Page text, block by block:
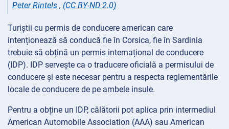
Peter Rintels , (CC BY-ND 2.0)
Turiștii cu permis de conducere american care
intenționează să conducă fie în Corsica, fie în Sardinia
trebuie să obțină un permis internațional de conducere
(IDP). IDP servește ca o traducere oficială a permisului de
conducere și este necesar pentru a respecta reglementările
locale de conducere de pe ambele insule.
Pentru a obține un IDP, călătorii pot aplica prin intermediul
American Automobile Association (AAA) sau American